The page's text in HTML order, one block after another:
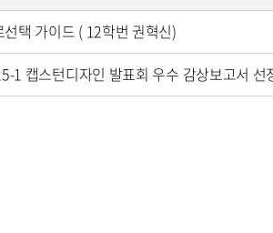
선택 가이드 ( 12학번 권혁신)
1 캡스턴디자인 발표회 우수 감상보고서 선